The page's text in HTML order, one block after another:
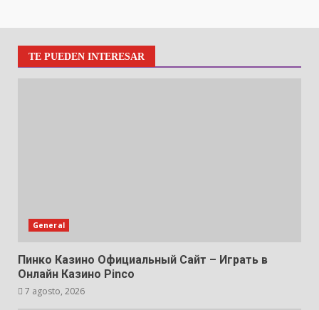
TE PUEDEN INTERESAR
General
Пинко Казино Официальный Сайт – Играть в
Онлайн Казино Pinco
7 agosto, 2026